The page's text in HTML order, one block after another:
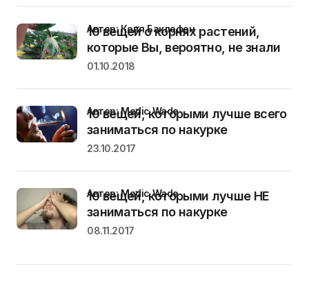
10 вещей о корнях растений,
которые Вы, вероятно, не знали
Автор: Коля Баклофен
01.10.2018
10 вещей, которыми лучше всего
заниматься по накурке
Автор: Medic Wade
23.10.2017
10 вещей, которыми лучше НЕ
заниматься по накурке
Автор: Medic Wade
08.11.2017